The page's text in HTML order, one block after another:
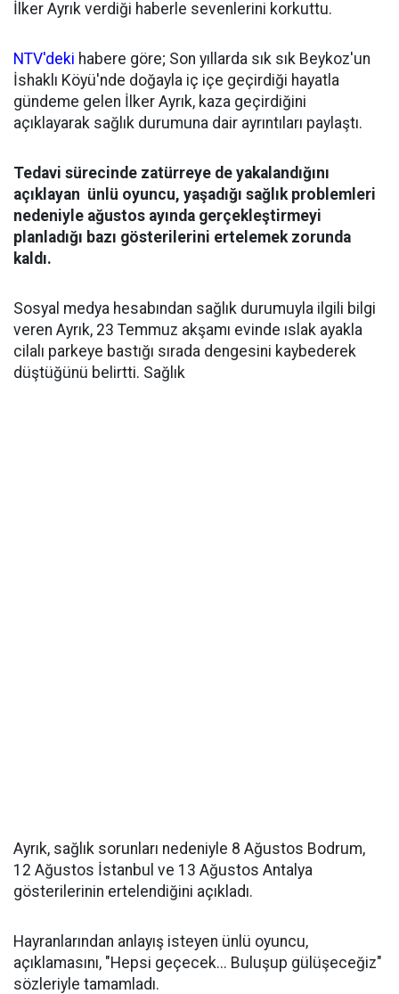
İlker Ayrık verdiği haberle sevenlerini korkuttu.
NTV'deki habere göre; Son yıllarda sık sık Beykoz'un
İshaklı Köyü'nde doğayla iç içe geçirdiği hayatla
gündeme gelen İlker Ayrık, kaza geçirdiğini
açıklayarak sağlık durumuna dair ayrıntıları paylaştı.
Tedavi sürecinde zatürreye de yakalandığını
açıklayan ünlü oyuncu, yaşadığı sağlık problemleri
nedeniyle ağustos ayında gerçekleştirmeyi
planladığı bazı gösterilerini ertelemek zorunda
kaldı.
Sosyal medya hesabından sağlık durumuyla ilgili bilgi
veren Ayrık, 23 Temmuz akşamı evinde ıslak ayakla
cilalı parkeye bastığı sırada dengesini kaybederek
düştüğünü belirtti. Sağlık
Ayrık, sağlık sorunları nedeniyle 8 Ağustos Bodrum,
12 Ağustos İstanbul ve 13 Ağustos Antalya
gösterilerinin ertelendiğini açıkladı.
Hayranlarından anlayış isteyen ünlü oyuncu,
açıklamasını, "Hepsi geçecek... Buluşup gülüşeceğiz"
sözleriyle tamamladı.